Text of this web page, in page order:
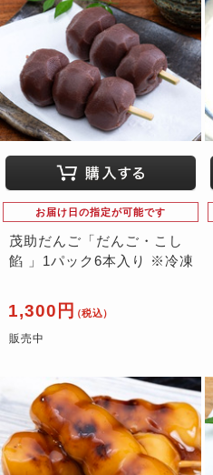
お届け日の指定が可能です
茂助だんご「だんご・こし
餡 」1パック6本入り ※冷凍
1,300円 （税込）
販売中